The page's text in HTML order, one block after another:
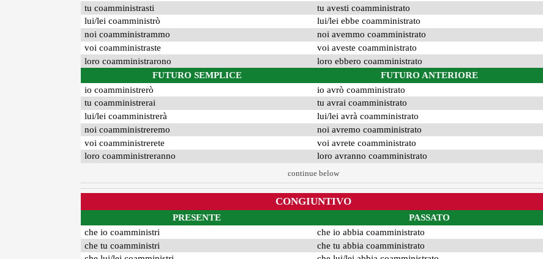
tu coamministrasti
lui/lei coamministrò
noi coamministrammo
voi coamministraste
loro coamministrarono
FUTURO SEMPLICE
io coamministrerò
tu coamministrerai
lui/lei coamministrerà
noi coamministreremo
voi coamministrerete
loro coamministreranno
tu avesti coamministrato
lui/lei ebbe coamministrato
noi avemmo coamministrato
voi aveste coamministrato
loro ebbero coamministrato
FUTURO ANTERIORE
io avrò coamministrato
tu avrai coamministrato
lui/lei avrà coamministrato
noi avremo coamministrato
voi avrete coamministrato
loro avranno coamministrato
continue below
CONGIUNTIVO
PRESENTE
che io coamministri
che tu coamministri
PASSATO
che io abbia coamministrato
che tu abbia coamministrato